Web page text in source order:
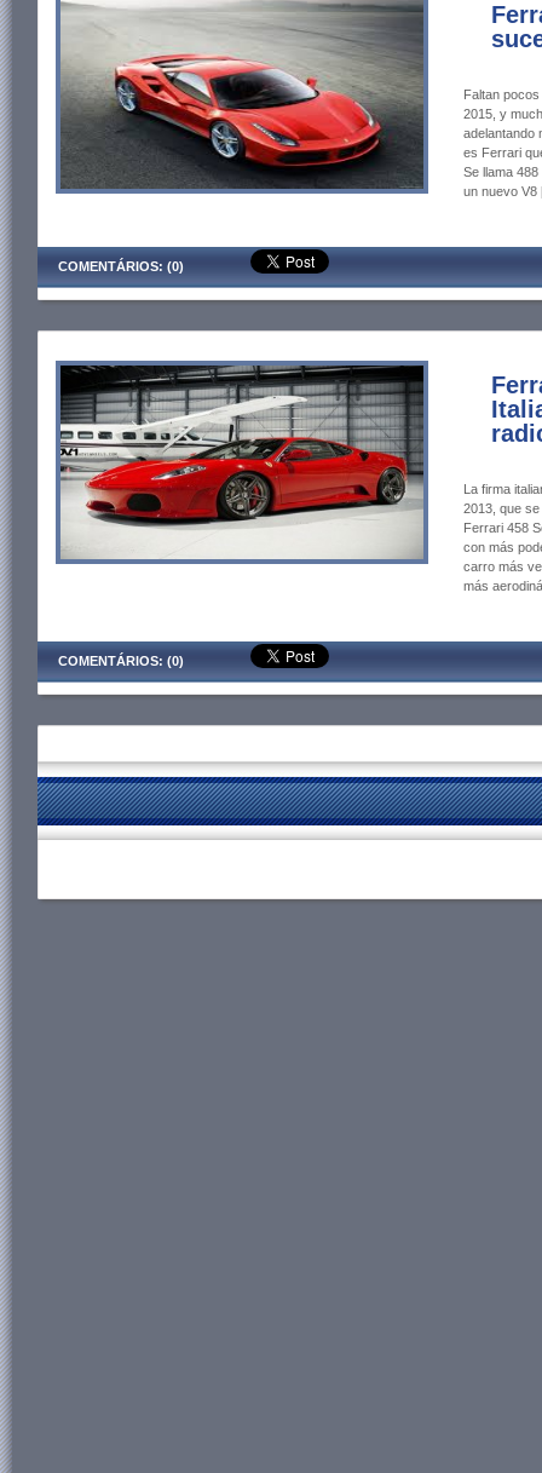
Faltan
2015, y
adelantando
es Ferrari
Se llama
un nuevo
COMENTÁRIOS: (0)
La firma
2013, que
Ferrari 458
con más
carro más
más
COMENTÁRIOS: (0)